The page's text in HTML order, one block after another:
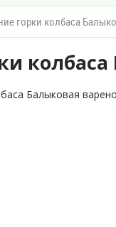
горки колбаса
колбаса